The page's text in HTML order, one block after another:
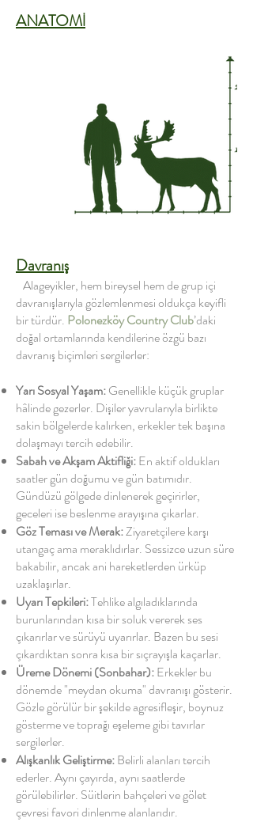
ANATOMİ
Davranış
Alageyikler, hem bireysel hem de grup içi
davranışlarıyla gözlemlenmesi oldukça keyifli
bir türdür. Polonezköy Country Club’daki
doğal ortamlarında kendilerine özgü bazı
davranış biçimleri sergilerler:
Yarı Sosyal Yaşam:Genellikle küçük gruplar
hâlinde gezerler. Dişiler yavrularıyla birlikte
sakin bölgelerde kalırken, erkekler tek başına
dolaşmayı tercih edebilir.
Sabah ve Akşam Aktifliği:En aktif oldukları
saatler gün doğumu ve gün batımıdır.
Gündüzü gölgede dinlenerek geçirirler,
geceleri ise beslenme arayışına çıkarlar.
Göz Teması ve Merak:Ziyaretçilere karşı
utangaç ama meraklıdırlar. Sessizce uzun süre
bakabilir, ancak ani hareketlerden ürküp
uzaklaşırlar.
Uyarı Tepkileri:Tehlike algıladıklarında
burunlarından kısa bir soluk vererek ses
çıkarırlar ve sürüyü uyarırlar. Bazen bu sesi
çıkardıktan sonra kısa bir sıçrayışla kaçarlar.
Üreme Dönemi (Sonbahar):Erkekler bu
dönemde "meydan okuma" davranışı gösterir.
Gözle görülür bir şekilde agresifleşir, boynuz
gösterme ve toprağı eşeleme gibi tavırlar
sergilerler.
Alışkanlık Geliştirme:Belirli alanları tercih
ederler. Aynı çayırda, aynı saatlerde
görülebilirler. Süitlerin bahçeleri ve gölet
çevresi favori dinlenme alanlarıdır.